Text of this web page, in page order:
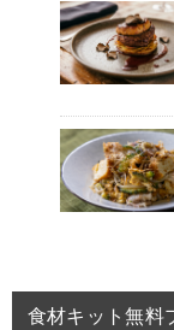
食材キット無料